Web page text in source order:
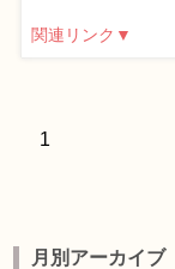
関連リンク▼
1
月別アーカイブ